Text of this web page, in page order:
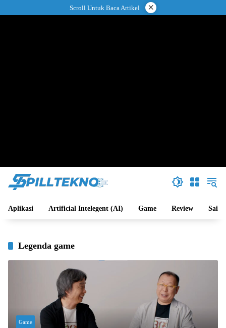
ke
Scroll Untuk Baca Artikel ×
Aplikasi Artificial Intelegent (AI) Game Review Sains
Legenda game
Game